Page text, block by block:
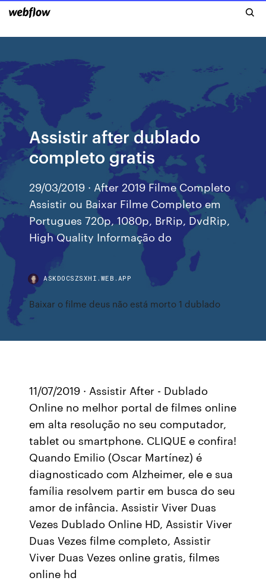
Assistir after dublado
completo gratis
29/03/2019 · After 2019 Filme Completo
Assistir ou Baixar Filme Completo em
Portugues 720p, 1080p, BrRip, DvdRip,
High Quality Informação do
ASKDOCSZSXHI.WEB.APP
Baixar o filme deus não está morto 1 dublado
11/07/2019 · Assistir After - Dublado
Online no melhor portal de filmes online
em alta resolução no seu computador,
tablet ou smartphone. CLIQUE e confira!
Quando Emilio (Oscar Martínez) é
diagnosticado com Alzheimer, ele e sua
família resolvem partir em busca do seu
amor de infância. Assistir Viver Duas
Vezes Dublado Online HD, Assistir Viver
Duas Vezes filme completo, Assistir
Viver Duas Vezes online gratis, filmes
online hd